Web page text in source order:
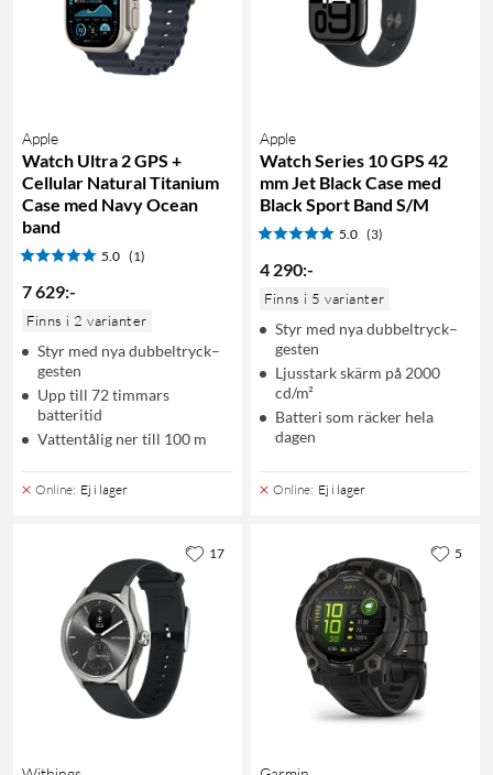
Apple
Watch Ultra 2 GPS +
Cellular Natural Titanium
Case med Navy Ocean
band
5.0 (1)
7 629:-
Finns i 2 varianter
Styr med nya dubbeltryck–
gesten
Upp till 72 timmars
batteritid
Vattentålig ner till 100 m
Online: Ej i lager
Apple
Watch Series 10 GPS 42
mm Jet Black Case med
Black Sport Band S/M
5.0 (3)
4 290:-
Finns i 5 varianter
Styr med nya dubbeltryck–
gesten
Ljusstark skärm på 2000
cd/m²
Batteri som räcker hela
dagen
Online: Ej i lager
17 5